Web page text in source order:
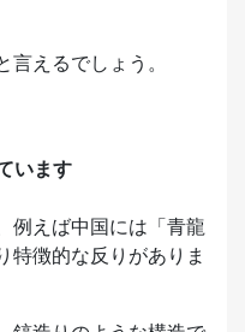
えるでしょう。
います
例えば中国には「青龍
特徴的な反りがありま